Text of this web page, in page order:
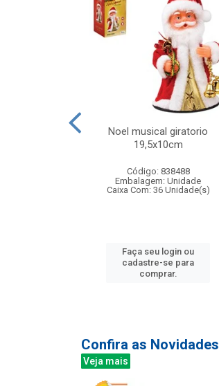
Noel musical giratorio
19,5x10cm
Código: 838488
Embalagem: Unidade
Caixa Com: 36 Unidade(s)
Faça seu login ou
cadastre-se para
comprar.
Confira as Novidades
Veja mais